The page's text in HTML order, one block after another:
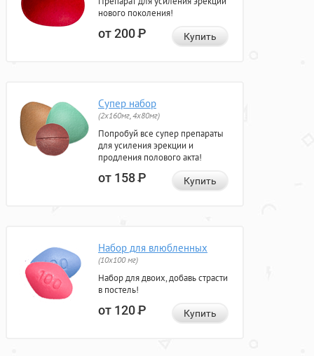
нового поколения!
от 200Р Купить
Супер набор
(2х160мг, 4х80мг)
Попробуй все супер препараты
для усиления эрекции и
продления полового акта!
от 158Р Купить
Набор для влюбленных
(10х100 мг)
Набор для двоих, добавь страсти
в постель!
от 120Р Купить